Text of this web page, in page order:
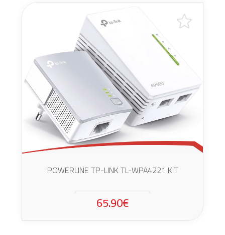
POWERLINE TP-LINK TL-WPA4221 KIT
65.90€